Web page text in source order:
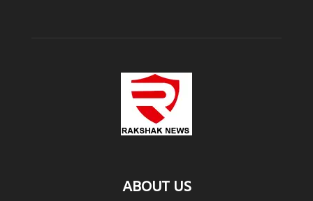
ABOUT US